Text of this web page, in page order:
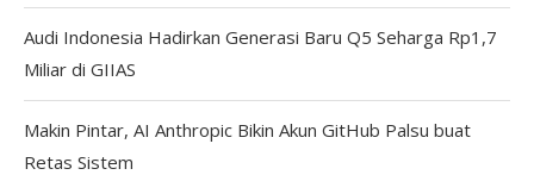
Audi Indonesia Hadirkan Generasi Baru Q5 Seharga Rp1,7
Miliar di GIIAS
Makin Pintar, AI Anthropic Bikin Akun GitHub Palsu buat
Retas Sistem